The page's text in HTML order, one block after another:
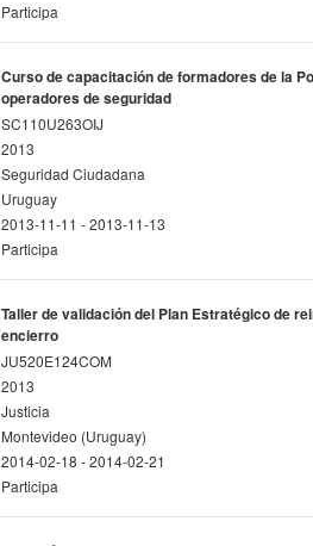
Participa
Curso de capacitación de formadores de la
operadores de seguridad
SC110U263OIJ
2013
Seguridad Ciudadana
Uruguay
2013-11-11 - 2013-11-13
Participa
Taller de validación del Plan Estratégico de
encierro
JU520E124COM
2013
Justicia
Montevideo (Uruguay)
2014-02-18 - 2014-02-21
Participa